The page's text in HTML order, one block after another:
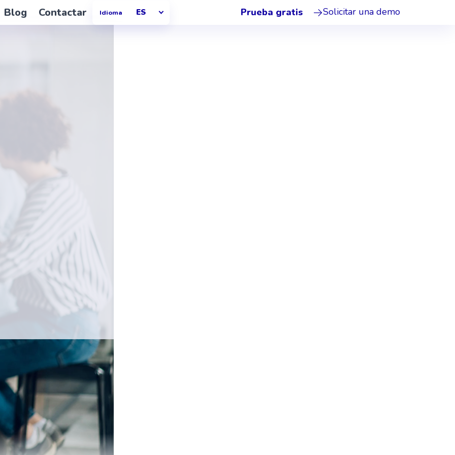
of this page is available at https://talentohq.com/es/caracteristicas/canal-de-denuncias.md.
Blog Contactar Idioma ES Prueba gratis Solicitar una demo